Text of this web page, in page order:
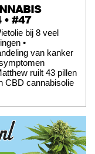
#47
bij 8 veel
•
van kanker
ruilt 43 pillen
CBD cannabisolie